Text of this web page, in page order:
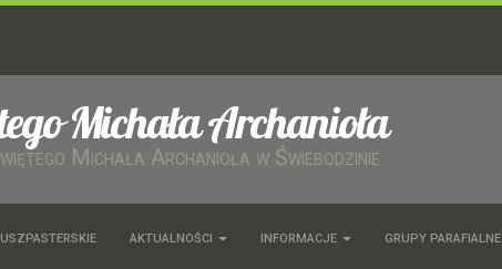
Michała Archanioła
Michała Archanioła w Świebodzinie
AKTUALNOŚCI INFORMACJE GRUPY PARAFIALNE